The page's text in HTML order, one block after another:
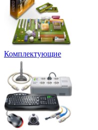
Комплектующие